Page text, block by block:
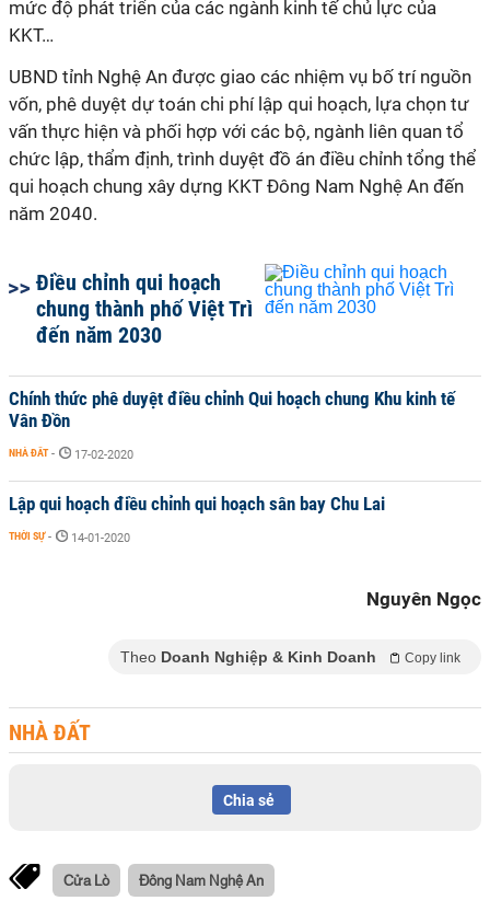
mức độ phát triển của các ngành kinh tế chủ lực của
KKT…
UBND tỉnh Nghệ An được giao các nhiệm vụ bố trí nguồn
vốn, phê duyệt dự toán chi phí lập qui hoạch, lựa chọn tư
vấn thực hiện và phối hợp với các bộ, ngành liên quan tổ
chức lập, thẩm định, trình duyệt đồ án điều chỉnh tổng thể
qui hoạch chung xây dựng KKT Đông Nam Nghệ An đến
năm 2040.
Điều chỉnh qui hoạch
chung thành phố Việt Trì
đến năm 2030
Chính thức phê duyệt điều chỉnh Qui hoạch chung Khu kinh tế
Vân Đồn
NHÀ ĐẤT - 17-02-2020
Lập qui hoạch điều chỉnh qui hoạch sân bay Chu Lai
THỜI SỰ - 14-01-2020
Nguyên Ngọc
Theo Doanh Nghiệp & Kinh Doanh Copy link
NHÀ ĐẤT
Chia sẻ
Cửa Lò Đông Nam Nghệ An